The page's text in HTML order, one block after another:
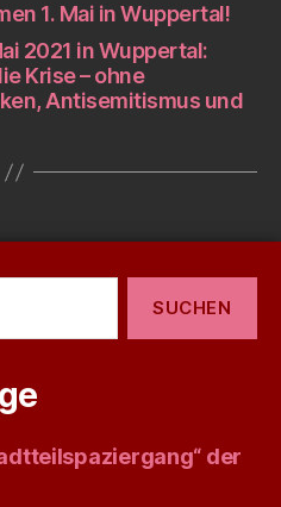
1. Mai in Wuppertal!
2021 in Wuppertal:
Krise – ohne
Antisemitismus und
der